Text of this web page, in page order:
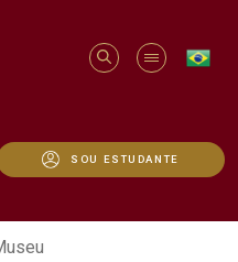
SOU ESTUDANTE
mil anos que